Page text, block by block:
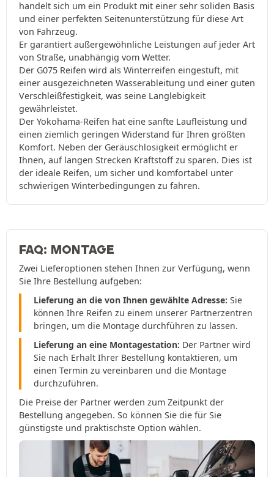
handelt sich um ein Produkt mit einer sehr soliden Basis
und einer perfekten Seitenunterstützung für diese Art
von Fahrzeug.
Er garantiert außergewöhnliche Leistungen auf jeder Art
von Straße, unabhängig vom Wetter.
Der G075 Reifen wird als Winterreifen eingestuft, mit
einer ausgezeichneten Wasserableitung und einer guten
Verschleißfestigkeit, was seine Langlebigkeit
gewährleistet.
Der Yokohama-Reifen hat eine sanfte Laufleistung und
einen ziemlich geringen Widerstand für Ihren größten
Komfort. Neben der Geräuschlosigkeit ermöglicht er
Ihnen, auf langen Strecken Kraftstoff zu sparen. Dies ist
der ideale Reifen, um sicher und komfortabel unter
schwierigen Winterbedingungen zu fahren.
FAQ: MONTAGE
Zwei Lieferoptionen stehen Ihnen zur Verfügung, wenn
Sie Ihre Bestellung aufgeben:
Lieferung an die von Ihnen gewählte Adresse: Sie
können Ihre Reifen zu einem unserer Partnerzentren
bringen, um die Montage durchführen zu lassen.
Lieferung an eine Montagestation: Der Partner wird
Sie nach Erhalt Ihrer Bestellung kontaktieren, um
einen Termin zu vereinbaren und die Montage
durchzuführen.
Die Preise der Partner werden zum Zeitpunkt der
Bestellung angegeben. So können Sie die für Sie
günstigste und praktischste Option wählen.